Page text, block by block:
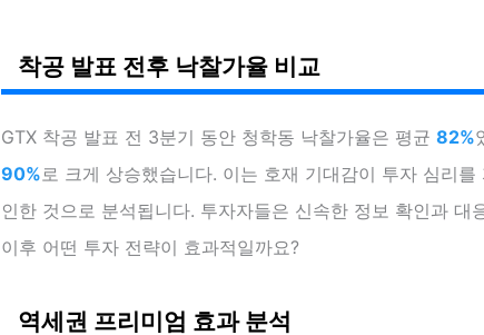
착공 발표 전후 낙찰가율 비교
GTX 착공 발표 전 3분기 동안 청학동 낙찰가율은 평균 82%
90%로 크게 상승했습니다. 이는 호재 기대감이 투자 심리
인한 것으로 분석됩니다. 투자자들은 신속한 정보 확인과 대
이후 어떤 투자 전략이 효과적일까요?
역세권 프리미엄 효과 분석